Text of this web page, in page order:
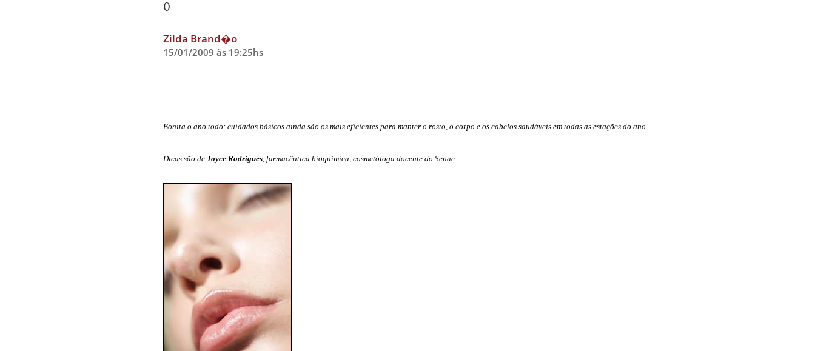
0
Zilda Brand�o
15/01/2009 às 19:25hs
Bonita o ano todo: cuidados básicos ainda são os mais eficientes para manter o rosto, o corpo e os cabelos saudáveis em todas as estações do ano
Dicas são de Joyce Rodrigues, farmacêutica bioquímica, cosmetóloga docente do Senac